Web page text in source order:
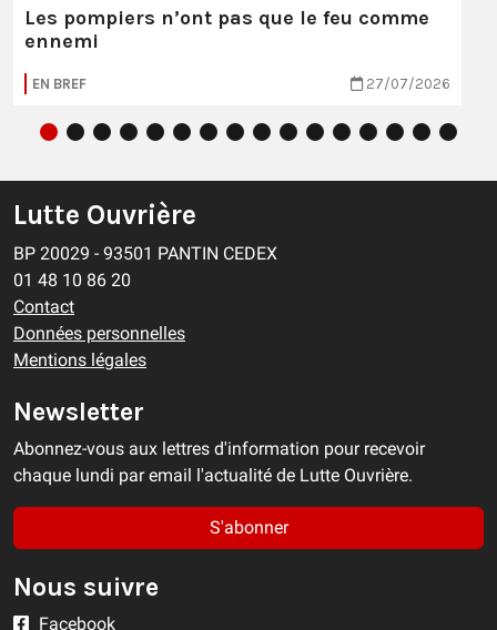
Les pompiers n’ont pas que le feu comme
ennemi
EN BREF 27/07/2026
Lutte Ouvrière
BP 20029 - 93501 PANTIN CEDEX
01 48 10 86 20
Contact
Données personnelles
Mentions légales
Newsletter
Abonnez-vous aux lettres d'information pour recevoir
chaque lundi par email l'actualité de Lutte Ouvrière.
S'abonner
Nous suivre
Facebook